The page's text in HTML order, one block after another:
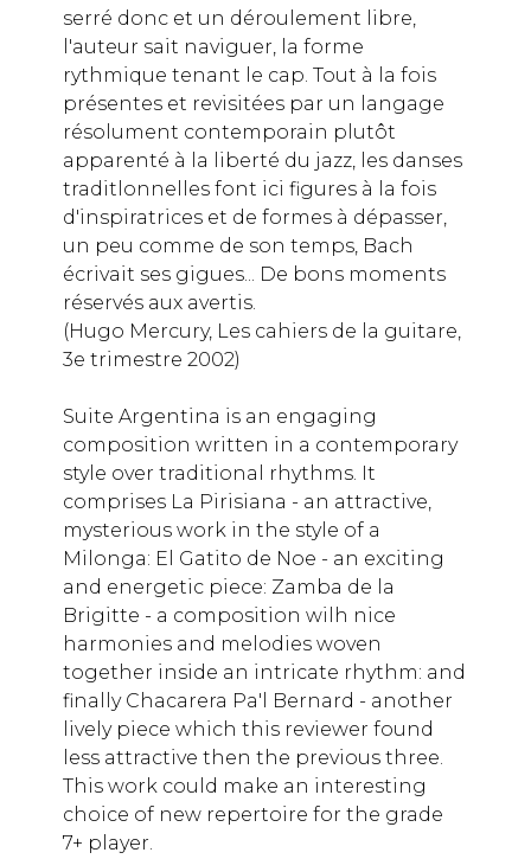
serré donc et un déroulement libre,
l'auteur sait naviguer, la forme
rythmique tenant le cap. Tout à la fois
présentes et revisitées par un langage
résolument contemporain plutôt
apparenté à la liberté du jazz, les danses
traditlonnelles font ici figures à la fois
d'inspiratrices et de formes à dépasser,
un peu comme de son temps, Bach
écrivait ses gigues... De bons moments
réservés aux avertis.
(Hugo Mercury, Les cahiers de la guitare,
3e trimestre 2002)
Suite Argentina is an engaging
composition written in a contemporary
style over traditional rhythms. It
comprises La Pirisiana - an attractive,
mysterious work in the style of a
Milonga: El Gatito de Noe - an exciting
and energetic piece: Zamba de la
Brigitte - a composition wilh nice
harmonies and melodies woven
together inside an intricate rhythm: and
finally Chacarera Pa'l Bernard - another
lively piece which this reviewer found
less attractive then the previous three.
This work could make an interesting
choice of new repertoire for the grade
7+ player.